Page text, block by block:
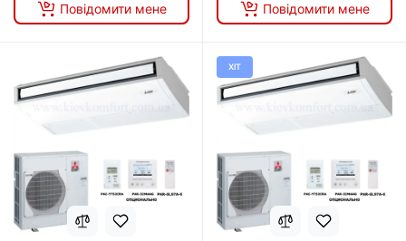
Повідомити мене Повідомити мене
ХІТ